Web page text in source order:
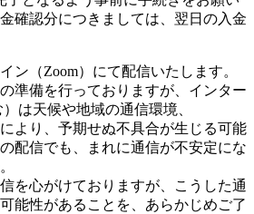
確認分につきましては、翌日の入金
ン（Zoom）にて配信いたします。
準備を行っておりますが、インター
は天候や地域の通信環境、
より、予期せぬ不具合が生じる可能
配信でも、まれに通信が不安定にな
を心がけておりますが、こうした通
能性があることを、あらかじめご了